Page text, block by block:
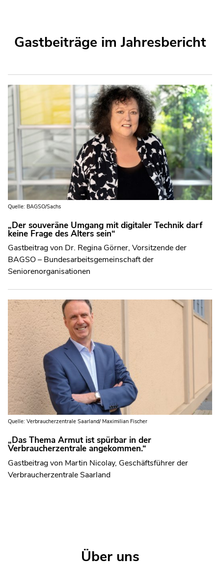
Gastbeiträge im Jahresbericht
Quelle: BAGSO/Sachs
„Der souveräne Umgang mit digitaler Technik darf
keine Frage des Alters sein“
Gastbeitrag von Dr. Regina Görner, Vorsitzende der
BAGSO – Bundesarbeitsgemeinschaft der
Seniorenorganisationen
Quelle: Verbraucherzentrale Saarland/ Maximilian Fischer
„Das Thema Armut ist spürbar in der
Verbraucherzentrale angekommen.“
Gastbeitrag von Martin Nicolay, Geschäftsführer der
Verbraucherzentrale Saarland
Über uns